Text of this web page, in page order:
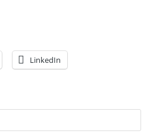
LinkedIn